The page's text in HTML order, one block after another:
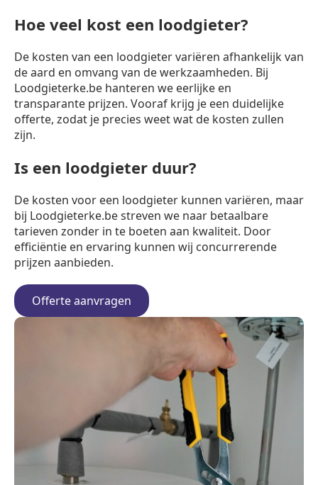
Hoe veel kost een loodgieter?
De kosten van een loodgieter variëren afhankelijk van
de aard en omvang van de werkzaamheden. Bij
Loodgieterke.be hanteren we eerlijke en
transparante prijzen. Vooraf krijg je een duidelijke
offerte, zodat je precies weet wat de kosten zullen
zijn.
Is een loodgieter duur?
De kosten voor een loodgieter kunnen variëren, maar
bij Loodgieterke.be streven we naar betaalbare
tarieven zonder in te boeten aan kwaliteit. Door
efficiëntie en ervaring kunnen wij concurrerende
prijzen aanbieden.
Offerte aanvragen